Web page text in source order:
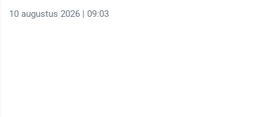
10 augustus 2026 | 09:03